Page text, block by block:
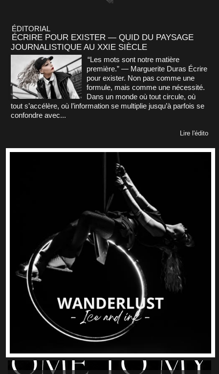
ÉDITORIAL
ÉCRIRE POUR EXISTER — QUID DU PAYSAGE
JOURNALISTIQUE AU XXIE SIÈCLE
“Les mots sont notre matière
première.” — Marguerite Duras Écrire
pour exister. Non pas comme une
formule, mais comme une nécessité.
Dans un monde où tout circule, où
tout s’accélère, où l’information se multiplie jusqu’à parfois se
confondre avec...
Lire l'édito